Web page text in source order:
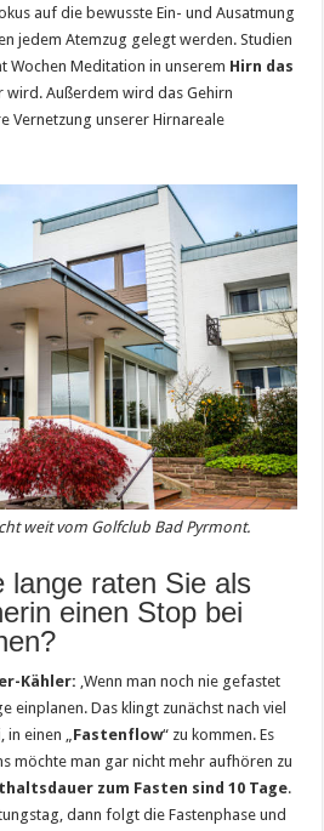
auf die bewusste Ein- und Ausatmung
jedem Atemzug gelegt werden. Studien
Wochen Meditation in unserem Hirn das
wird. Außerdem wird das Gehirn
Vernetzung unserer Hirnareale
weit vom Golfclub Bad Pyrmont.
lange raten Sie als
einen Stop bei
Kähler: ‚Wenn man noch nie gefastet
einplanen. Das klingt zunächst nach viel
in einen „Fastenflow“ zu kommen. Es
möchte man gar nicht mehr aufhören zu
zum Fasten sind 10 Tage.
dann folgt die Fastenphase und